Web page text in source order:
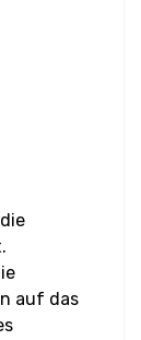
auf das